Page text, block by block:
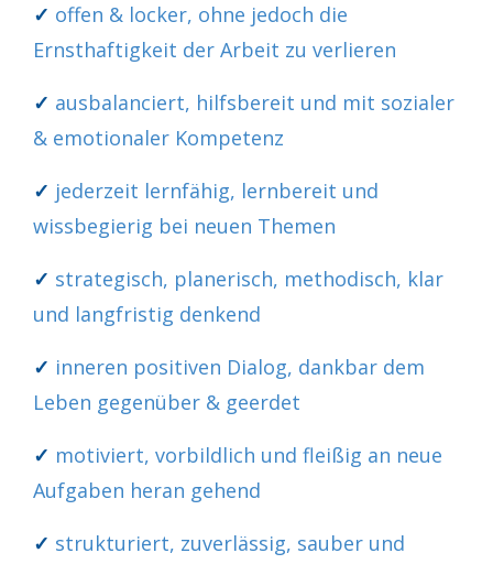
✓ offen & locker, ohne jedoch die
Ernsthaftigkeit der Arbeit zu verlieren
✓ ausbalanciert, hilfsbereit und mit sozialer
& emotionaler Kompetenz
✓ jederzeit lernfähig, lernbereit und
wissbegierig bei neuen Themen
✓ strategisch, planerisch, methodisch, klar
und langfristig denkend
✓ inneren positiven Dialog, dankbar dem
Leben gegenüber & geerdet
✓ motiviert, vorbildlich und fleißig an neue
Aufgaben heran gehend
✓ strukturiert, zuverlässig, sauber und